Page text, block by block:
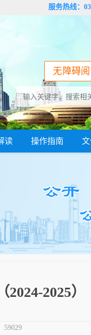
服务热线：
无障碍
读 操作指南
2025）
59029